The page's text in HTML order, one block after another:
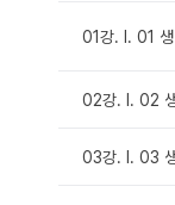
01강. Ⅰ. 01
02강. Ⅰ. 02
03강. Ⅰ. 03